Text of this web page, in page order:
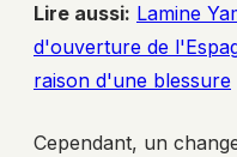
Lire aussi: Lamine
d'ouverture de
raison d'une blessure
Cependant, un